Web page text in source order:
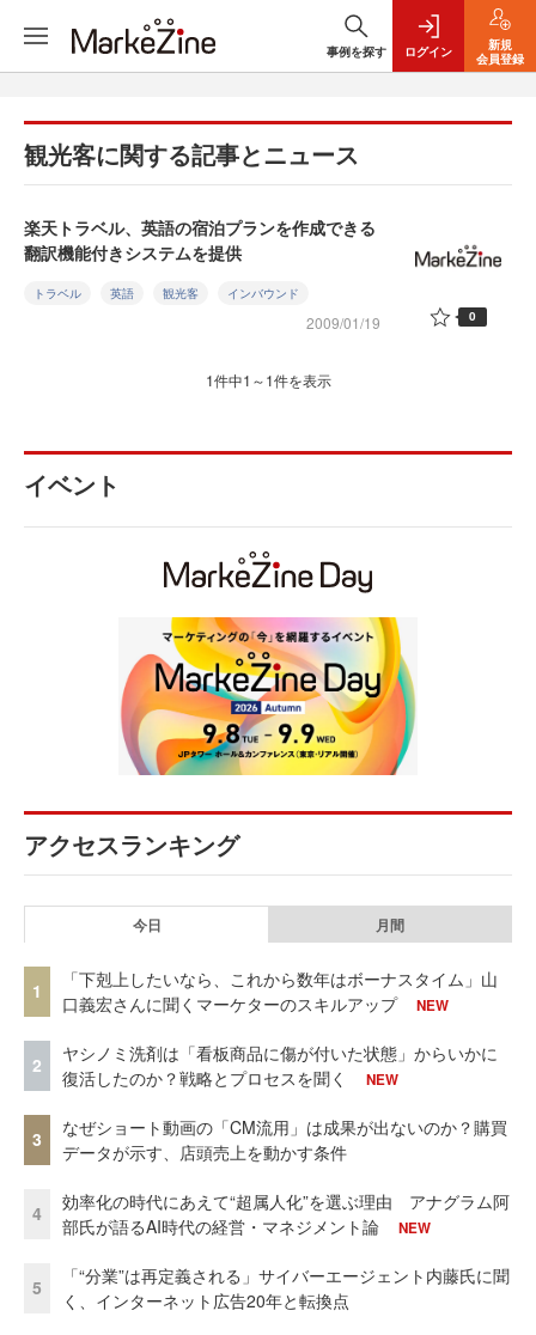
事例を探す ログイン
新規
会員登録
観光客に関する記事とニュース
楽天トラベル、英語の宿泊プランを作成できる
翻訳機能付きシステムを提供
トラベル 英語 観光客 インバウンド
2009/01/19 0
1件中1～1件を表示
イベント
アクセスランキング
今日 月間
1
「下剋上したいなら、これから数年はボーナスタイム」山
口義宏さんに聞くマーケターのスキルアップ
NEW
2
ヤシノミ洗剤は「看板商品に傷が付いた状態」からいかに
復活したのか？戦略とプロセスを聞く
NEW
3
なぜショート動画の「CM流用」は成果が出ないのか？購買
データが示す、店頭売上を動かす条件
4
効率化の時代にあえて“超属人化”を選ぶ理由 アナグラム阿
部氏が語るAI時代の経営・マネジメント論
NEW
5
「“分業”は再定義される」サイバーエージェント内藤氏に聞
く、インターネット広告20年と転換点